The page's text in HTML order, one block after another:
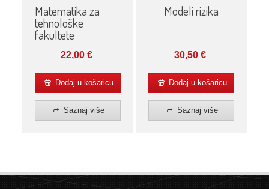
Matematika za
tehnološke
fakultete
22,00€
Dodaj u košaricu
Saznaj više
Modeli rizika
30,50€
Dodaj u košaricu
Saznaj više